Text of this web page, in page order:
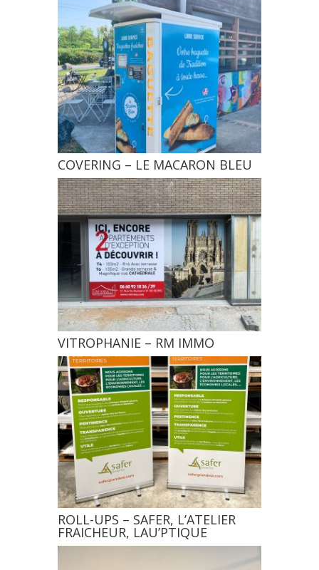
COVERING – LE MACARON BLEU
VITROPHANIE – RM IMMO
ROLL-UPS – SAFER, L’ATELIER
FRAICHEUR, LAU’PTIQUE